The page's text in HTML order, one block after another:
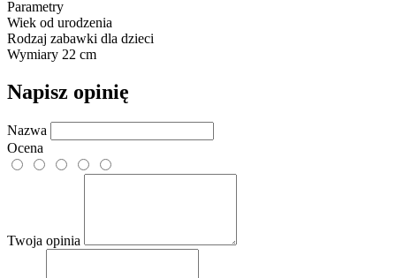
Parametry
Wiek od urodzenia
Rodzaj zabawki dla dzieci
Wymiary 22 cm
Napisz opinię
Nazwa
Ocena
Twoja opinia